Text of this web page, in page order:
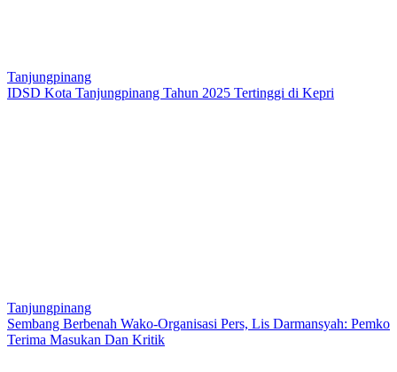
Tanjungpinang
IDSD Kota Tanjungpinang Tahun 2025 Tertinggi di Kepri
Tanjungpinang
Sembang Berbenah Wako-Organisasi Pers, Lis Darmansyah: Pemko
Terima Masukan Dan Kritik